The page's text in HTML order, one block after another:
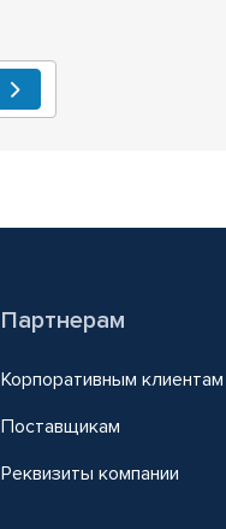
Партнерам
Корпоративным клиентам
Поставщикам
Реквизиты компании